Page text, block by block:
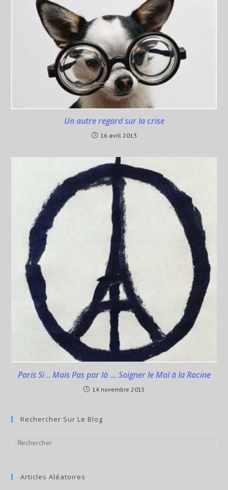
Un autre regard sur la crise
16 avril 2013
Paris Si .. Mais Pas par là … Soigner le Mal à la Racine
14 novembre 2015
Rechercher Sur Le Blog
Articles Aléatoires